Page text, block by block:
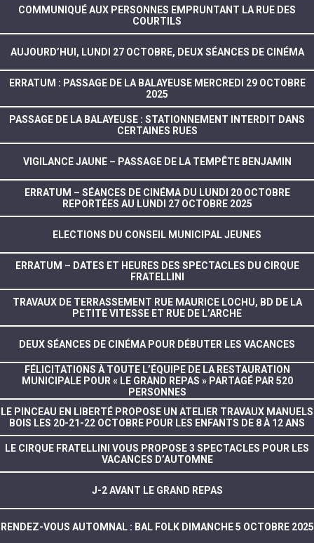
COMMUNIQUÉ AUX PERSONNES EMPRUNTANT LA RUE DES
COURTILS
AUJOURD’HUI, LUNDI 27 OCTOBRE, DEUX SÉANCES DE CINÉMA
ERRATUM : PASSAGE DE LA BALAYEUSE MERCREDI 29 OCTOBRE
2025
PASSAGE DE LA BALAYEUSE : STATIONNEMENT INTERDIT DANS
CERTAINES RUES
VIGILANCE JAUNE – PASSAGE DE LA TEMPÊTE BENJAMIN
ERRATUM – SÉANCES DE CINÉMA DU LUNDI 20 OCTOBRE
REPORTÉES AU LUNDI 27 OCTOBRE 2025
ELECTIONS DU CONSEIL MUNICIPAL JEUNES
ERRATUM – DATES ET HEURES DES SPECTACLES DU CIRQUE
FRATELLINI
TRAVAUX DE TERRASSEMENT RUE MAURICE LOCHU, BD DE LA
PETITE VITESSE ET RUE DE L’ARCHE
DEUX SÉANCES DE CINÉMA POUR DÉBUTER LES VACANCES
FÉLICITATIONS À TOUTE L’ÉQUIPE DE LA RESTAURATION
MUNICIPALE POUR « LE GRAND REPAS » PARTAGÉ PAR 520
PERSONNES
LE PINCEAU EN LIBERTÉ PROPOSE UN ATELIER TRAVAUX MANUELS
BOIS LES 20-21-22 OCTOBRE POUR LES ENFANTS DE 8 À 12 ANS
LE CIRQUE FRATELLINI VOUS PROPOSE 3 SPECTACLES POUR LES
VACANCES D’AUTOMNE
J-2 AVANT LE GRAND REPAS
RENDEZ-VOUS AUTOMNAL : BAL FOLK DIMANCHE 5 OCTOBRE 2025